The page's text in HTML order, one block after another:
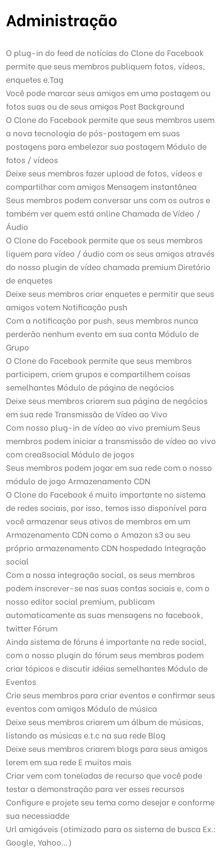
Administração
O plug-in do feed de notícias do Clone do Facebook
permite que seus membros publiquem fotos, vídeos,
enquetes e.Tag
Você pode marcar seus amigos em uma postagem ou
fotos suas ou de seus amigos Post Background
O Clone do Facebook permite que seus membros usem
a nova tecnologia de pós-postagem em suas
postagens para embelezar sua postagem Módulo de
fotos / vídeos
Deixe seus membros fazer upload de fotos, vídeos e
compartilhar com amigos Mensagem instantânea
Seus membros podem conversar uns com os outros e
também ver quem está online Chamada de Vídeo /
Áudio
O Clone do Facebook permite que os seus membros
liguem para vídeo / áudio com os seus amigos através
do nosso plugin de vídeo chamada premium Diretório
de enquetes
Deixe seus membros criar enquetes e permitir que seus
amigos votem Notificação push
Com a notificação por push, seus membros nunca
perderão nenhum evento em sua conta Módulo de
Grupo
O Clone do Facebook permite que seus membros
participem, criem grupos e compartilhem coisas
semelhantes Módulo de página de negócios
Deixe seus membros criarem sua página de negócios
em sua rede Transmissão de Vídeo ao Vivo
Com nosso plug-in de vídeo ao vivo premium Seus
membros podem iniciar a transmissão de vídeo ao vivo
com crea8social Módulo de jogos
Seus membros podem jogar em sua rede com o nosso
módulo de jogo Armazenamento CDN
O Clone do Facebook é muito importante no sistema
de redes sociais, por isso, temos isso disponível para
você armazenar seus ativos de membros em um
Armazenamento CDN como o Amazon s3 ou seu
próprio armazenamento CDN hospedado Integração
social
Com a nossa integração social, os seus membros
podem inscrever-se nas suas contas sociais e, com o
nosso editor social premium, publicam
automaticamente as suas mensagens no facebook,
twitter Fórum
Ainda sistema de fóruns é importante na rede social,
com o nosso plugin do fórum seus membros podem
criar tópicos e discutir idéias semelhantes Módulo de
Eventos
Crie seus membros para criar eventos e confirmar seus
eventos com amigos Módulo de música
Deixe seus membros criarem um álbum de músicas,
listando as músicas e.t.c na sua rede Blog
Deixe seus membros criarem blogs para seus amigos
lerem em sua rede E muitos mais
Criar vem com toneladas de recurso que você pode
testar a demonstração para ver esses recursos
Configure e projete seu tema como desejar e conforme
sua necessiadde
Url amigáveis (otimizado para os sistema de busca Ex.:
Google, Yahoo…)